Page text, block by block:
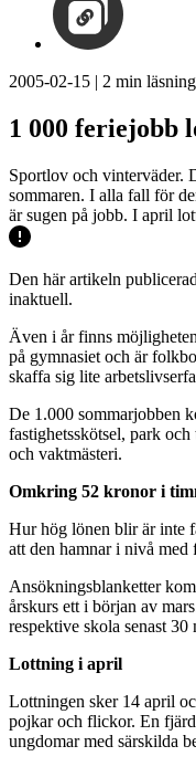
2005-02-15 | 2 min läsning
1 000 feriejobb
Sportlov och vinterväder.
sommaren. I alla fall för
är sugen på jobb. I april
Den här artikeln
inaktuell.
Även i år finns
på gymnasiet och är
skaffa sig lite
De 1.000 sommarjobben
fastighetsskötsel, park
och vaktmästeri.
Omkring 52 kronor i
Hur hög lönen blir är inte
att den hamnar i nivå
Ansökningsblanketter
årskurs ett i början av
respektive skola senast 30
Lottning i april
Lottningen sker 14 april
pojkar och flickor. En
ungdomar med särskilda